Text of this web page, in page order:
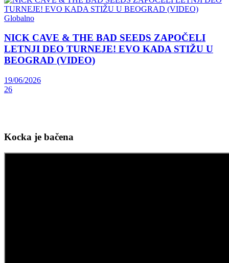
Globalno
NICK CAVE & THE BAD SEEDS ZAPOČELI
LETNJI DEO TURNEJE! EVO KADA STIŽU U
BEOGRAD (VIDEO)
19/06/2026
26
Kocka je bačena